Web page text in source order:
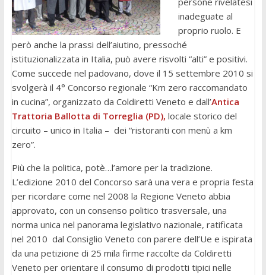
inadeguate al
proprio ruolo. E
però anche la prassi dell’aiutino, pressoché
istituzionalizzata in Italia, può avere risvolti “alti” e positivi.
Come succede nel padovano, dove il 15 settembre 2010 si
svolgerà il 4° Concorso regionale “Km zero raccomandato
in cucina”, organizzato da Coldiretti Veneto e dall’Antica
Trattoria Ballotta di Torreglia (PD), locale storico del
circuito – unico in Italia – dei “ristoranti con menù a km
zero”.
Più che la politica, potè…l’amore per la tradizione.
L’edizione 2010 del Concorso sarà una vera e propria festa
per ricordare come nel 2008 la Regione Veneto abbia
approvato, con un consenso politico trasversale, una
norma unica nel panorama legislativo nazionale, ratificata
nel 2010 dal Consiglio Veneto con parere dell’Ue e ispirata
da una petizione di 25 mila firme raccolte da Coldiretti
Veneto per orientare il consumo di prodotti tipici nelle